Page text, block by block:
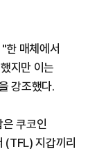
한 매체에서
지만 이는
강조했다.
쿠코인
지갑끼리